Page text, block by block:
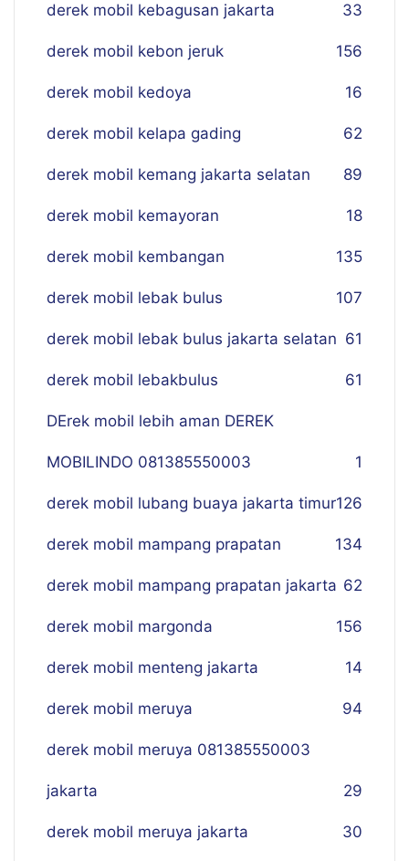
derek mobil kebagusan jakarta 33
derek mobil kebon jeruk 156
derek mobil kedoya 16
derek mobil kelapa gading 62
derek mobil kemang jakarta selatan 89
derek mobil kemayoran 18
derek mobil kembangan 135
derek mobil lebak bulus 107
derek mobil lebak bulus jakarta selatan 61
derek mobil lebakbulus 61
DErek mobil lebih aman DEREK
MOBILINDO 081385550003 1
derek mobil lubang buaya jakarta timur126
derek mobil mampang prapatan 134
derek mobil mampang prapatan jakarta 62
derek mobil margonda 156
derek mobil menteng jakarta 14
derek mobil meruya 94
derek mobil meruya 081385550003
jakarta 29
derek mobil meruya jakarta 30